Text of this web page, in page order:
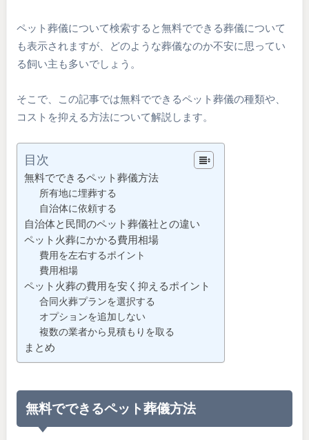
ペット葬儀について検索すると無料でできる葬儀について
も表示されますが、どのような葬儀なのか不安に思ってい
る飼い主も多いでしょう。
そこで、この記事では無料でできるペット葬儀の種類や、
コストを抑える方法について解説します。
目次
無料でできるペット葬儀方法
所有地に埋葬する
自治体に依頼する
自治体と民間のペット葬儀社との違い
ペット火葬にかかる費用相場
費用を左右するポイント
費用相場
ペット火葬の費用を安く抑えるポイント
合同火葬プランを選択する
オプションを追加しない
複数の業者から見積もりを取る
まとめ
無料でできるペット葬儀方法